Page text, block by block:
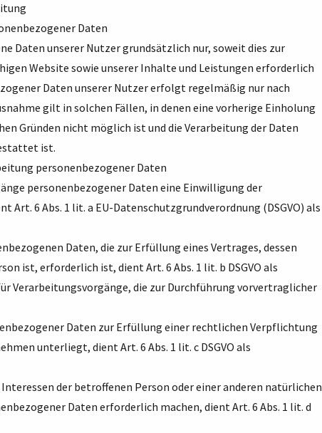
Daten
Daten unserer Nutzer grundsätzlich nur, soweit dies zur
Website sowie unserer Inhalte und Leistungen erforderlich
Daten unserer Nutzer erfolgt regelmäßig nur nach
gilt in solchen Fällen, in denen eine vorherige Einholung
Gründen nicht möglich ist und die Verarbeitung der Daten
ist.
personenbezogener Daten
personenbezogener Daten eine Einwilligung der
Art. 6 Abs. 1 lit. a EU-Datenschutzgrundverordnung (DSGVO) als
Daten, die zur Erfüllung eines Vertrages, dessen
ist, erforderlich ist, dient Art. 6 Abs. 1 lit. b DSGVO als
Verarbeitungsvorgänge, die zur Durchführung vorvertraglicher
Daten zur Erfüllung einer rechtlichen Verpflichtung
unterliegt, dient Art. 6 Abs. 1 lit. c DSGVO als
der betroffenen Person oder einer anderen natürlichen
Daten erforderlich machen, dient Art. 6 Abs. 1 lit. d